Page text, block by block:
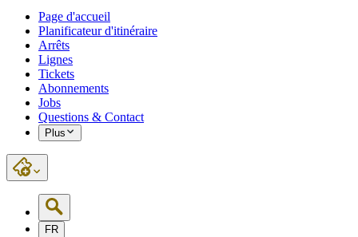
Page d'accueil
Planificateur d'itinéraire
Arrêts
Lignes
Tickets
Abonnements
Jobs
Questions & Contact
Plus
FR